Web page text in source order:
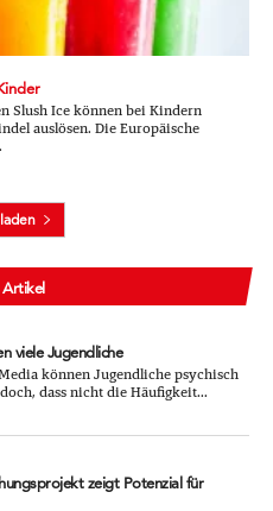
Slush Ice können bei Kindern
auslösen. Die Europäische
Artikel
viele Jugendliche
können Jugendliche psychisch
dass nicht die Häufigkeit...
zeigt Potenzial für